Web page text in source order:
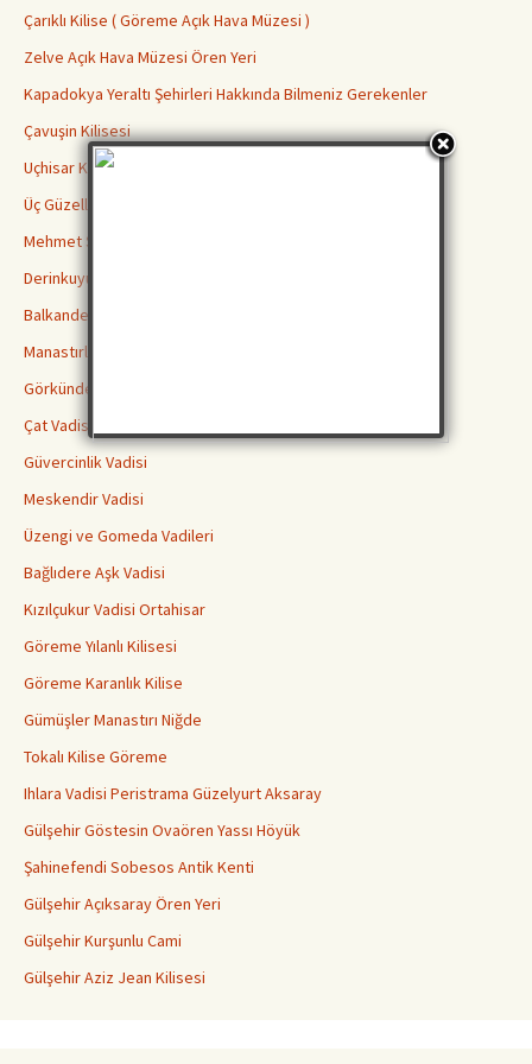
Çarıklı Kilise ( Göreme Açık Hava Müzesi )
Zelve Açık Hava Müzesi Ören Yeri
Kapadokya Yeraltı Şehirleri Hakkında Bilmeniz Gerekenler
Çavuşin Kilisesi
Uçhisar Kalesi
Üç Güzeller Peri Bacaları
Mehmet Şakir Paşa Medresesi
Derinkuyu Yeraltı Şehri
Balkanderesi Vadisi
Manastırlar Vadisi
Görkündere Vadisi
Çat Vadisi
Güvercinlik Vadisi
Meskendir Vadisi
Üzengi ve Gomeda Vadileri
Bağlıdere Aşk Vadisi
Kızılçukur Vadisi Ortahisar
Göreme Yılanlı Kilisesi
Göreme Karanlık Kilise
Gümüşler Manastırı Niğde
Tokalı Kilise Göreme
Ihlara Vadisi Peristrama Güzelyurt Aksaray
Gülşehir Göstesin Ovaören Yassı Höyük
Şahinefendi Sobesos Antik Kenti
Gülşehir Açıksaray Ören Yeri
Gülşehir Kurşunlu Cami
Gülşehir Aziz Jean Kilisesi